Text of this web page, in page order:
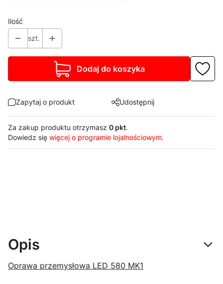
Ilość
szt.
Dodaj do koszyka
Zapytaj o produkt Udostępnij
Za zakup produktu otrzymasz 0 pkt.
Dowiedz się więcej o programie lojalnościowym.
Opis
Oprawa przemysłowa LED 580 MK1